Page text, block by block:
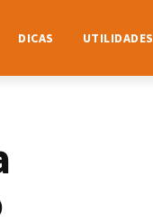
DICAS UTILIDADES